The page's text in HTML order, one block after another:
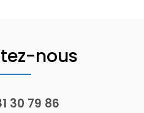
nous
30 79 86